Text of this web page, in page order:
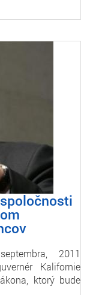
2011
Kalifornie
ktorý bude